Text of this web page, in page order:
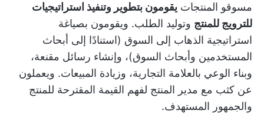
مسوقو المنتجات يقومون بتطوير وتنفيذ استراتيجيات
للترويج للمنتج وتوليد الطلب. ويقومون بصياغة
استراتيجية الذهاب إلى السوق (استنادًا إلى أبحاث
المستخدمين وأبحاث السوق)، وإنشاء رسائل مقنعة،
وبناء الوعي بالعلامة التجارية، وزيادة المبيعات. ويعملون
عن كثب مع مدير المنتج لفهم القيمة المقترحة للمنتج
والجمهور المستهدف.